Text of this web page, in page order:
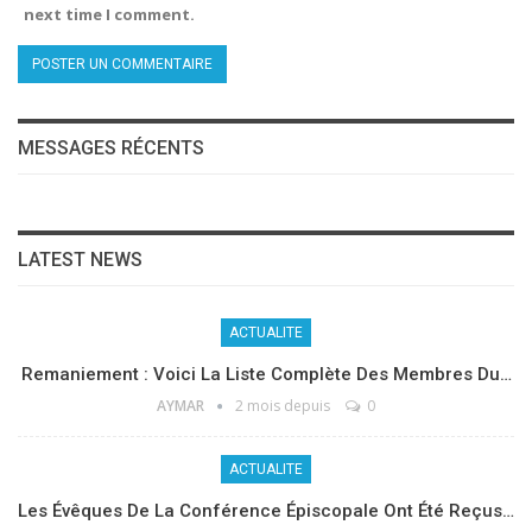
next time I comment.
MESSAGES RÉCENTS
LATEST NEWS
ACTUALITE
Remaniement : Voici La Liste Complète Des Membres Du…
AYMAR 2 mois depuis 0
ACTUALITE
Les Évêques De La Conférence Épiscopale Ont Été Reçus…